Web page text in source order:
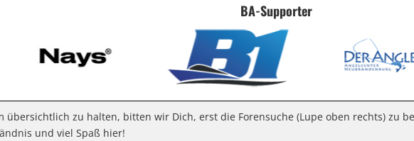
BA-Supporter
übersichtlich zu halten, bitten wir Dich, erst die Forensuche (Lupe oben rechts) zu
und viel Spaß hier!